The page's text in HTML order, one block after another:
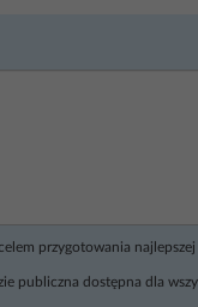
przygotowania
publiczna dostępna dla